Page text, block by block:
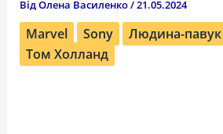
ВідОлена Василенко/21.05.2024
Marvel Sony Людина-павук
Том Холланд